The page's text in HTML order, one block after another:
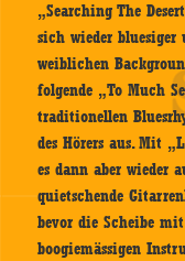
„Searching The
sich wieder
weiblichen
folgende „To Much
traditionellen
des Hörers aus. Mit
es dann aber wieder
quietschende
bevor die Scheibe
boogiemässigen